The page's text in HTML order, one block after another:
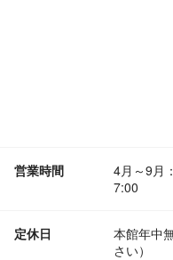
営業時間
4月～9月
7:00
定休日
本館年中
さい）